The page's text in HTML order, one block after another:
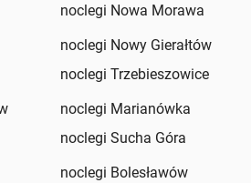
noclegi Nowa Morawa
noclegi Nowy Gierałtów
noclegi Trzebieszowice
noclegi Marianówka
noclegi Sucha Góra
noclegi Bolesławów